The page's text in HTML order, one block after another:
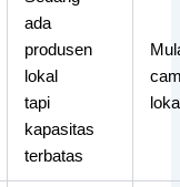
ada
produsen
lokal
tapi
kapasitas
terbatas